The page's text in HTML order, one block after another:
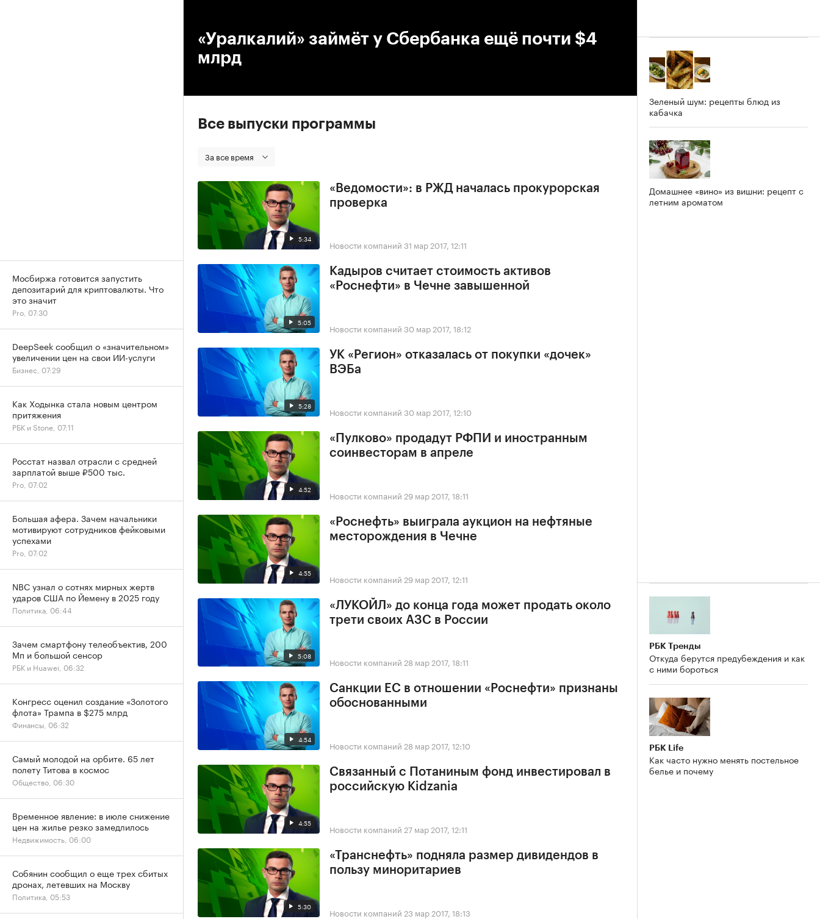
«Уралкалий» займёт у Сбербанка ещё почти $4
млрд
Все выпуски программы
За все время
5:34
«Ведомости»: в РЖД началась прокурорская
проверка
Новости компаний 31 мар 2017, 12:11
5:05
Кадыров считает стоимость активов
«Роснефти» в Чечне завышенной
Новости компаний 30 мар 2017, 18:12
5:28
УК «Регион» отказалась от покупки «дочек»
ВЭБа
Новости компаний 30 мар 2017, 12:10
4:52
«Пулково» продадут РФПИ и иностранным
соинвесторам в апреле
Новости компаний 29 мар 2017, 18:11
4:55
«Роснефть» выиграла аукцион на нефтяные
месторождения в Чечне
Новости компаний 29 мар 2017, 12:11
5:08
«ЛУКОЙЛ» до конца года может продать около
трети своих АЗС в России
Новости компаний 28 мар 2017, 18:11
4:54
Санкции ЕС в отношении «Роснефти» признаны
обоснованными
Новости компаний 28 мар 2017, 12:10
4:55
Связанный с Потаниным фонд инвестировал в
российскую Kidzania
Новости компаний 27 мар 2017, 12:11
5:30
«Транснефть» подняла размер дивидендов в
пользу миноритариев
Новости компаний 23 мар 2017, 18:13
Зеленый шум: рецепты блюд из
кабачка
Домашнее «вино» из вишни: рецепт с
летним ароматом
РБК Тренды
Откуда берутся предубеждения и как
с ними бороться
РБК Life
Как часто нужно менять постельное
белье и почему
Мосбиржа готовится запустить
депозитарий для криптовалюты. Что
это значит
Pro, 07:30
DeepSeek сообщил о «значительном»
увеличении цен на свои ИИ-услуги
Бизнес, 07:29
Как Ходынка стала новым центром
притяжения
РБК и Stone, 07:11
Росстат назвал отрасли с средней
зарплатой выше ₽500 тыс.
Pro, 07:02
Большая афера. Зачем начальники
мотивируют сотрудников фейковыми
успехами
Pro, 07:02
NBC узнал о сотнях мирных жертв
ударов США по Йемену в 2025 году
Политика, 06:44
Зачем смартфону телеобъектив, 200
Мп и большой сенсор
РБК и Huawei, 06:32
Конгресс оценил создание «Золотого
флота» Трампа в $275 млрд
Финансы, 06:32
Самый молодой на орбите. 65 лет
полету Титова в космос
Общество, 06:30
Временное явление: в июле снижение
цен на жилье резко замедлилось
Недвижимость, 06:00
Собянин сообщил о еще трех сбитых
дронах, летевших на Москву
Политика, 05:53